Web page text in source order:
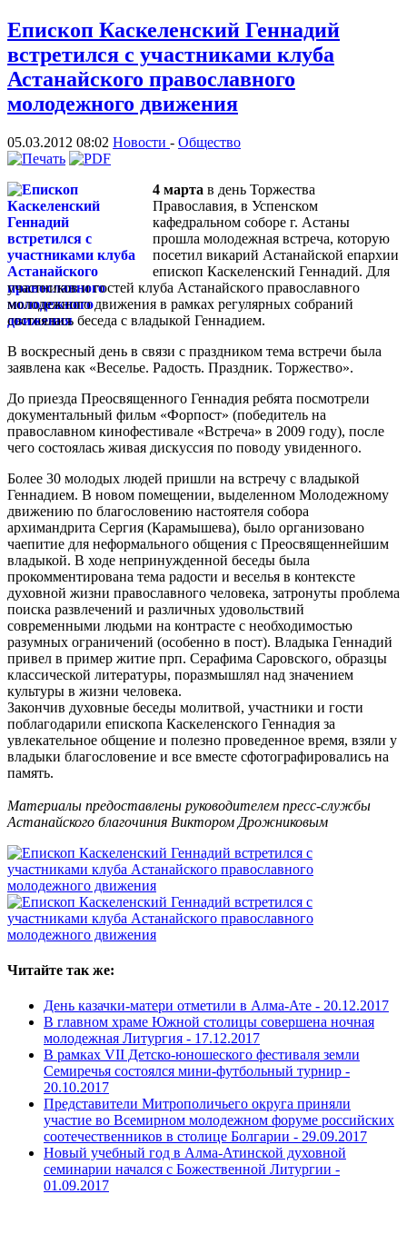
Епископ Каскеленский Геннадий
встретился с участниками клуба
Астанайского православного
молодежного движения
05.03.2012 08:02 Новости - Общество
4 марта в день Торжества
Православия, в Успенском
кафедральном соборе г. Астаны
прошла молодежная встреча, которую
посетил викарий Астанайской епархии
епископ Каскеленский Геннадий. Для
участников и гостей клуба Астанайского православного
молодежного движения в рамках регулярных собраний
состоялась беседа с владыкой Геннадием.
В воскресный день в связи с праздником тема встречи была
заявлена как «Веселье. Радость. Праздник. Торжество».
До приезда Преосвященного Геннадия ребята посмотрели
документальный фильм «Форпост» (победитель на
православном кинофестивале «Встреча» в 2009 году), после
чего состоялась живая дискуссия по поводу увиденного.
Более 30 молодых людей пришли на встречу с владыкой
Геннадием. В новом помещении, выделенном Молодежному
движению по благословению настоятеля собора
архимандрита Сергия (Карамышева), было организовано
чаепитие для неформального общения с Преосвященнейшим
владыкой. В ходе непринужденной беседы была
прокомментирована тема радости и веселья в контексте
духовной жизни православного человека, затронуты проблема
поиска развлечений и различных удовольствий
современными людьми на контрасте с необходимостью
разумных ограничений (особенно в пост). Владыка Геннадий
привел в пример житие прп. Серафима Саровского, образцы
классической литературы, поразмышлял над значением
культуры в жизни человека.
Закончив духовные беседы молитвой, участники и гости
поблагодарили епископа Каскеленского Геннадия за
увлекательное общение и полезно проведенное время, взяли у
владыки благословение и все вместе сфотографировались на
память.
Материалы предоставлены руководителем пресс-службы
Астанайского благочиния Виктором Дрожниковым
Читайте так же:
День казачки-матери отметили в Алма-Ате - 20.12.2017
В главном храме Южной столицы совершена ночная
молодежная Литургия - 17.12.2017
В рамках VII Детско-юношеского фестиваля земли
Семиречья состоялся мини-футбольный турнир -
20.10.2017
Представители Митрополичьего округа приняли
участие во Всемирном молодежном форуме российских
соотечественников в столице Болгарии - 29.09.2017
Новый учебный год в Алма-Атинской духовной
семинарии начался с Божественной Литургии -
01.09.2017